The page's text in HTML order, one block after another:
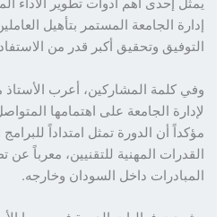
إحدى أهم أدوات تطوير الأداء
الجامعة المستمر بتأهيل العاملين،
وتحقيق أكبر قدر من الاستفادة
كلمة المشاركين، أعرب الأستاذ مالك
الجامعة على اهتمامها المتواصل
أن الدورة تمثل امتداداً للبرامج
المهنية للتقنيين، معرباً عن
داخل السودان وخارجه.